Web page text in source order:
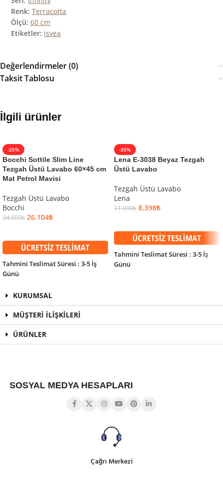
Renk: Terracotta
Ölçü: 60 cm
Etiketler: isvea
Değerlendirmeler (0)
Taksit Tablosu
İlgili ürünler
-25%
Bocchi Sottile Slim Line
Tezgah Üstü Lavabo 60×45 cm
Mat Petrol Mavisi
Tezgah Üstü Lavabo
Bocchi
34.805₺ 26.104₺
Tahmini Teslimat Süresi : 3-5 İş
Günü
-30%
Lena E-3038 Beyaz Tezgah
Üstü Lavabo
Tezgah Üstü Lavabo
Lena
11.999₺ 8.398₺
Tahmini Teslimat Süresi : 3-5 İş
Günü
KURUMSAL
MÜŞTERİ İLİŞKİLERİ
ÜRÜNLER
SOSYAL MEDYA HESAPLARI
Çağrı Merkezi